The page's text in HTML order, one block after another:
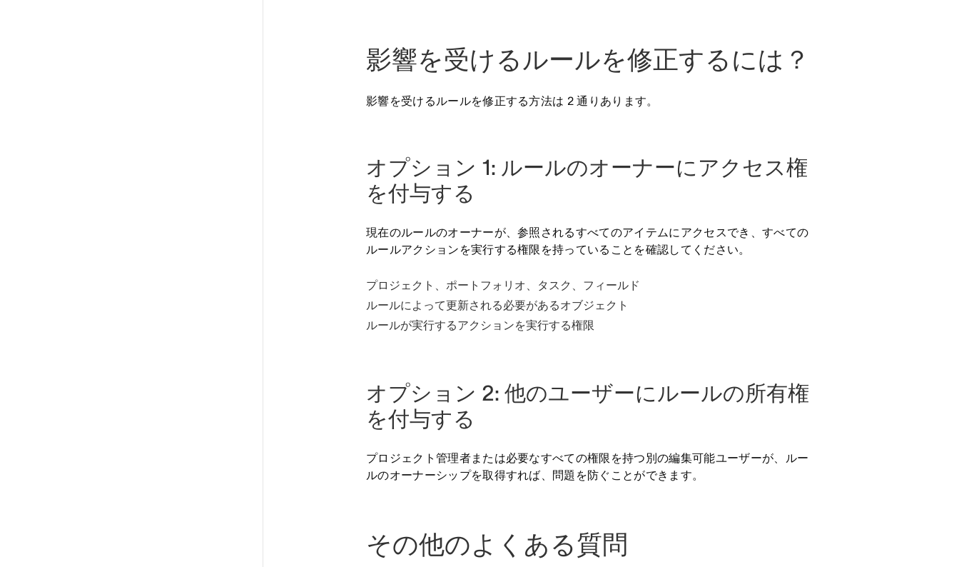
影響を受けるルールを修正するには？
影響を受けるルールを修正する方法は 2 通りあります。
オプション 1: ルールのオーナーにアクセス権
を付与する
現在のルールのオーナーが、参照されるすべてのアイテムにアクセスでき、すべての
ルールアクションを実行する権限を持っていることを確認してください。
プロジェクト、ポートフォリオ、タスク、フィールド
ルールによって更新される必要があるオブジェクト
ルールが実行するアクションを実行する権限
オプション 2: 他のユーザーにルールの所有権
を付与する
プロジェクト管理者または必要なすべての権限を持つ別の編集可能ユーザーが、ルー
ルのオーナーシップを取得すれば、問題を防ぐことができます。
その他のよくある質問